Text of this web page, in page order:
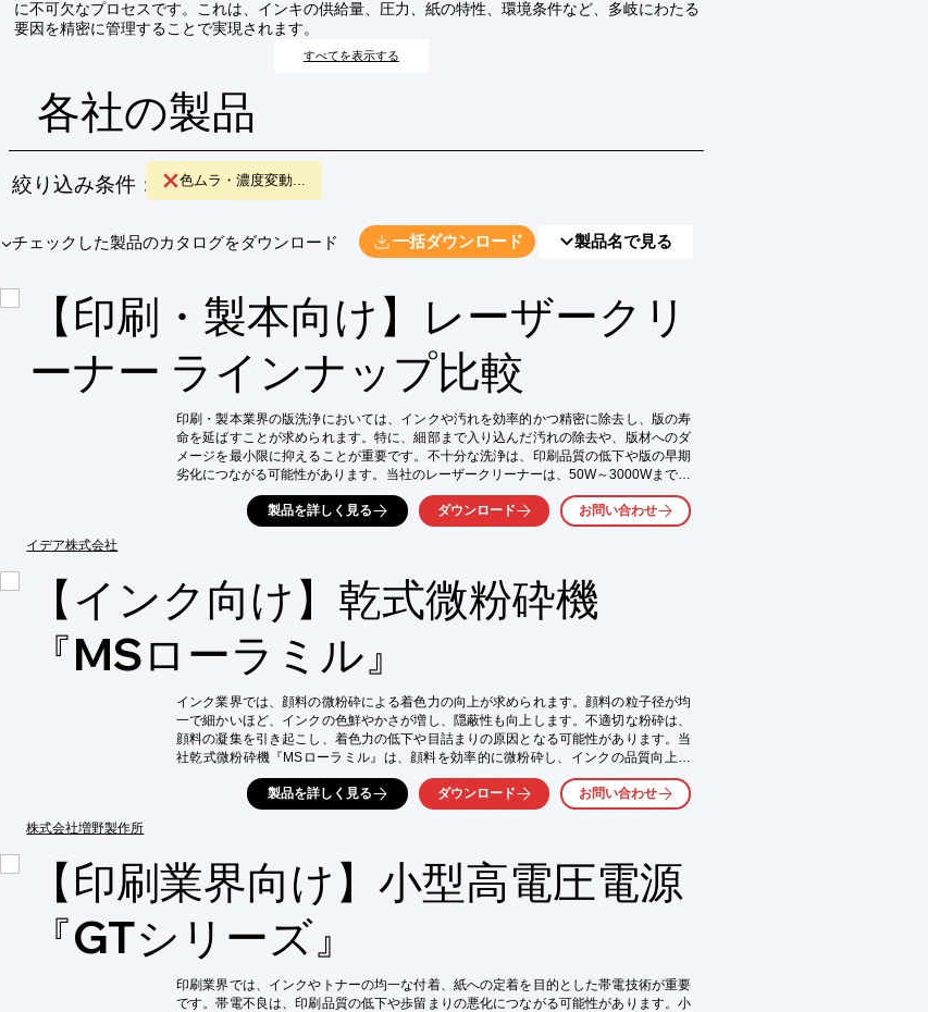
に不可欠なプロセスです。これは、インキの供給量、圧力、紙の特性、環境条件など、多岐にわたる
要因を精密に管理することで実現されます。
すべてを表示する
各社の製品
絞り込み条件： 色ムラ・濃度変動...
​▼チェックした製品のカタログをダウンロード 一括ダウンロード 製品名で見る
【印刷・製本向け】レーザークリ
ーナー ラインナップ比較
イデア株式会社
印刷・製本業界の版洗浄においては、インクや汚れを効率的かつ精密に除去し、版の寿
命を延ばすことが求められます。特に、細部まで入り込んだ汚れの除去や、版材へのダ
メージを最小限に抑えることが重要です。不十分な洗浄は、印刷品質の低下や版の早期
劣化につながる可能性があります。当社のレーザークリーナーは、50W～3000Wまでの
幅広いラインナップで、版洗浄の課題に対応し、最適な一台をご提案します。
【活用シーン】
・版の精密洗浄
【導入の効果】
・版の長寿命化
・作業効率の改善
製品を詳しく見る ダウンロード お問い合わせ
【インク向け】乾式微粉砕機
『MSローラミル』
株式会社増野製作所
インク業界では、顔料の微粉砕による着色力の向上が求められます。顔料の粒子径が均
一で細かいほど、インクの色鮮やかさが増し、隠蔽性も向上します。不適切な粉砕は、
顔料の凝集を引き起こし、着色力の低下や目詰まりの原因となる可能性があります。当
社乾式微粉砕機『MSローラミル』は、顔料を効率的に微粉砕し、インクの品質向上に
貢献します。
【活用シーン】
・インクの隠蔽性向上
【導入の効果】
・顔料の粒子径を均一化し、着色力を向上
・インクの色鮮やかさを向上
・インクの目詰まりを抑制
製品を詳しく見る ダウンロード お問い合わせ
【印刷業界向け】小型高電圧電源
『GTシリーズ』
印刷業界では、インクやトナーの均一な付着、紙への定着を目的とした帯電技術が重要
です。帯電不良は、印刷品質の低下や歩留まりの悪化につながる可能性があります。小